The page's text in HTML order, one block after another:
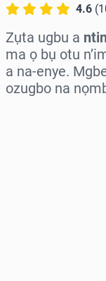
4.6 (
Zụta ugbu a
ma ọ bụ otu
a na-enye.
ozugbo na